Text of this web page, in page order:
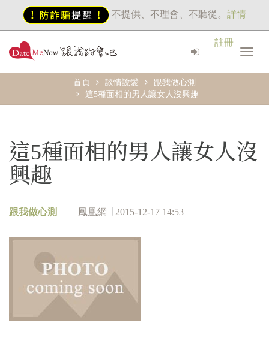
不提供、不理會、不聽從。 詳情
註冊
首頁 談情說愛
跟我做心測
這5種面相的男人讓女人沒興趣
這5種面相的男人讓女人沒
興趣
跟我做心測 鳳凰網 2015-12-17 14:53